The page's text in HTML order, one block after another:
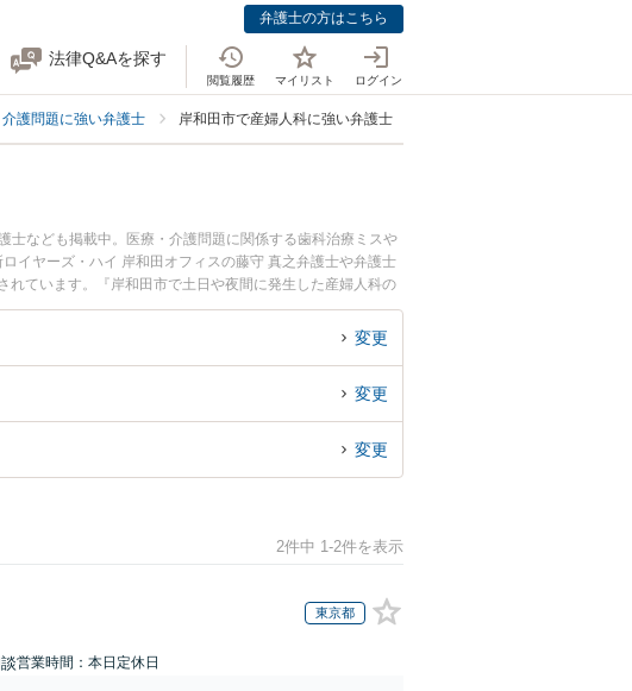
弁護士の方はこちら
法律Q&Aを探す
閲覧履歴 マイリスト ログイン
護問題に強い弁護士 岸和田市で産婦人科に強い弁護士
士なども掲載中。医療・介護問題に関係する歯科治療ミスや
イヤーズ・ハイ 岸和田オフィスの藤守 真之弁護士や弁護士
ています。『岸和田市で土日や夜間に発生した産婦人科の
たい』『初回相談無料で産婦人科の訴訟を法律相談できる岸
変更
変更
変更
2件中 1-2件を表示
東京都
営業時間：本日定休日